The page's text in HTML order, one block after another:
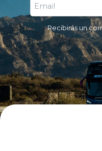
Recibirás un